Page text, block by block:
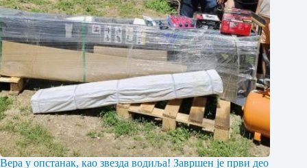
Вера у опстанак, као звезда водиља! Завршен је први део